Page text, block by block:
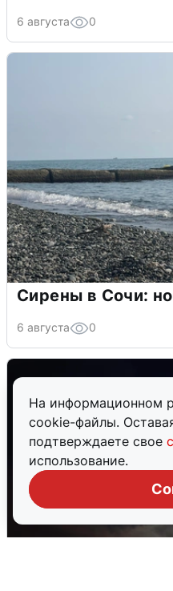
На информационном
cookie-файлы.
подтверждаете свое
использование.
6 августа 0
Сирены в Сочи:
6 августа 0